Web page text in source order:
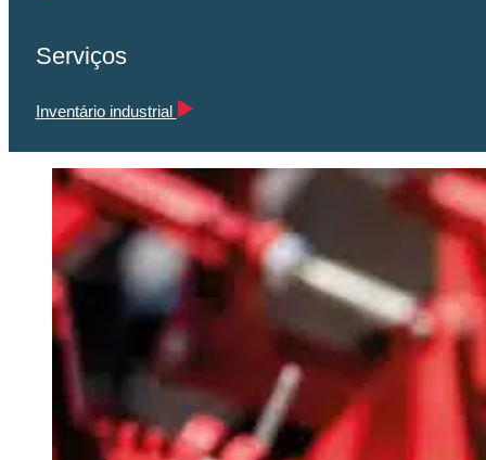
Serviços
Inventário industrial